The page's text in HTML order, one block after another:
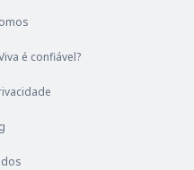
é confiável?